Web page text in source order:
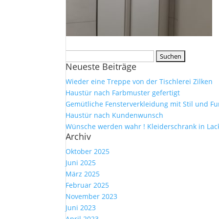
nach:
Neueste Beiträge
Wieder eine Treppe von der Tischlerei Zilken
Haustür nach Farbmuster gefertigt
Gemütliche Fensterverkleidung mit Stil und
Haustür nach Kundenwunsch
Wünsche werden wahr ! Kleiderschrank in
Archiv
Oktober 2025
Juni 2025
März 2025
Februar 2025
November 2023
Juni 2023